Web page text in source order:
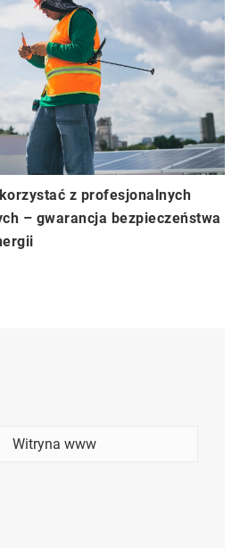
z profesjonalnych
– gwarancja bezpieczeństwa